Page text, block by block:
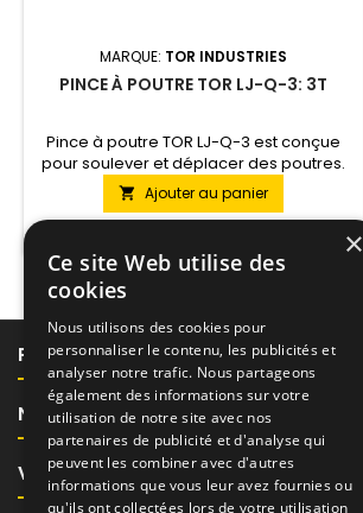
MARQUE: TOR INDUSTRIES
PINCE À POUTRE TOR LJ-Q-3: 3T
Pince à poutre TOR LJ-Q-3 est conçue
pour soulever et déplacer des poutres.
Cette version soulève des poutres
pesant jusqu'à 3 tonnes.
 Ajouter au panier
PRODUITS
NOTRE SOCIÉTÉ
VOTRE COMPTE
×
Ce site Web utilise des
cookies
Nous utilisons des cookies pour
personnaliser le contenu, les publicités et
analyser notre trafic. Nous partageons
également des informations sur votre
utilisation de notre site avec nos
partenaires de publicité et d'analyse qui
peuvent les combiner avec d'autres
informations que vous leur avez fournies ou
qu'ils ont collectées lors de votre utilisation